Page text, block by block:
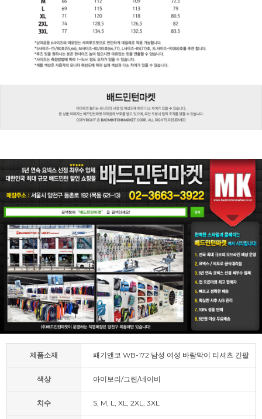
제품소재 패기앤코 WB-172 남성 여성 바람막이 티셔츠 긴팔
색상 아이보리/그린/네이비
치수 S, M, L, XL, 2XL, 3XL